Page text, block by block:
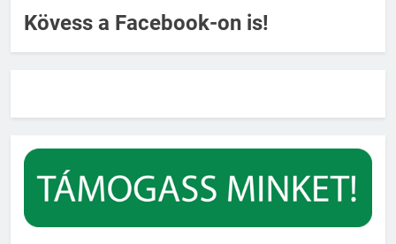
Kövess a Facebook-on is!